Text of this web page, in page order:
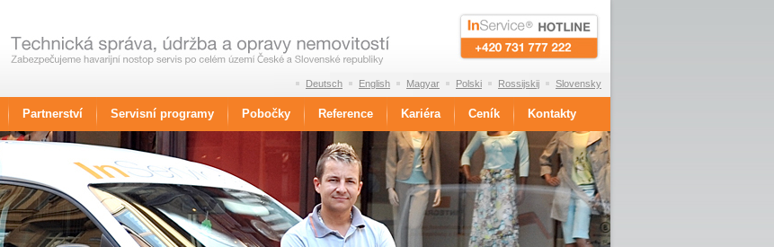
Slovensky
Rossijskij
Polski
Magyar
English
Deutsch
Partnerství Servisní programy Pobočky Reference Kariéra Ceník Kontakty